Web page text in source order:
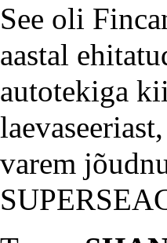
See oli
aastal
autotekiga
varem